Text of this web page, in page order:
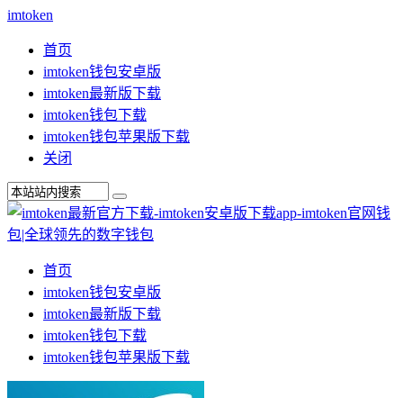
imtoken
首页
imtoken钱包安卓版
imtoken最新版下载
imtoken钱包下载
imtoken钱包苹果版下载
关闭
首页
imtoken钱包安卓版
imtoken最新版下载
imtoken钱包下载
imtoken钱包苹果版下载